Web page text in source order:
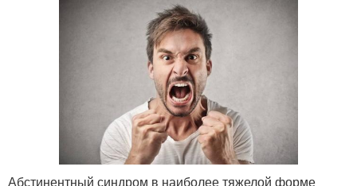
Абстинентный синдром в наиболее тяжелой форме